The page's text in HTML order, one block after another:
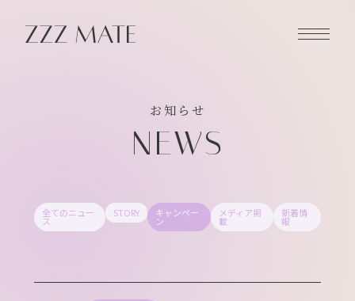
お知らせ
NEWS
全てのニュー
ス
STORY キャンペー
ン
メディア掲
載
新着情
報